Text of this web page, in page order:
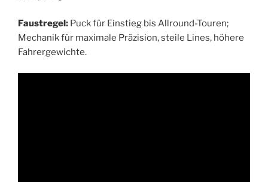
Faustregel: Puck für Einstieg bis Allround-Touren;
Mechanik für maximale Präzision, steile Lines, höhere
Fahrergewichte.